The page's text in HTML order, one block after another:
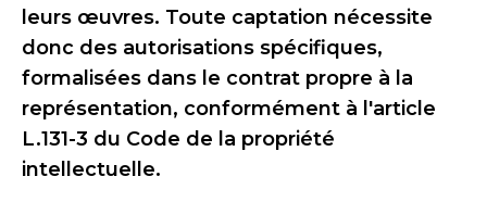
leurs œuvres. Toute captation nécessite
donc des autorisations spécifiques,
formalisées dans le contrat propre à la
représentation, conformément à l'article
L.131-3 du Code de la propriété
intellectuelle.